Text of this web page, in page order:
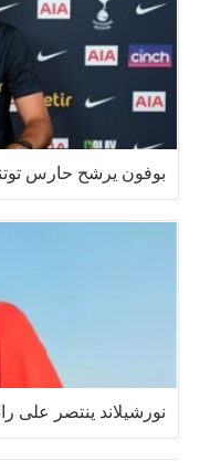
بوفون يرشح حارس
نورشيلاند ينتصر على